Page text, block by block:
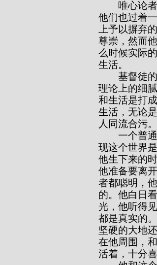
他们也过着
上予以摒弃
尊崇，然而
么时候实际
生活。
理论上的细
和生活是打
生活，无论
人同流合污。
现这个世界
他生下来的
他准备要离
者都聪明，
的。他白日
光，他听得
都是真实的
坚硬的大地
在他周围，
活着，十分喜